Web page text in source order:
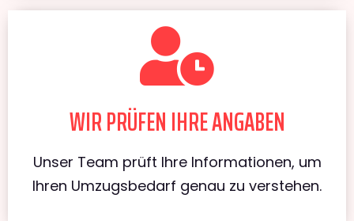
WIR PRÜFEN IHRE ANGABEN
Unser Team prüft Ihre Informationen, um
Ihren Umzugsbedarf genau zu verstehen.